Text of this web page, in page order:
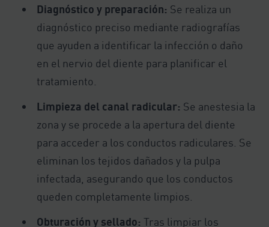
Diagnóstico y preparación: Se realiza un
diagnóstico preciso mediante radiografías
que ayuden a identificar la infección o daño
en el nervio del diente para planificar el
tratamiento.
Limpieza del canal radicular: Se anestesia la
zona y se procede a la apertura del diente
para acceder a los conductos radiculares. Se
eliminan los tejidos dañados y la pulpa
infectada, asegurando que los conductos
queden completamente limpios.
Obturación y sellado: Tras limpiar los